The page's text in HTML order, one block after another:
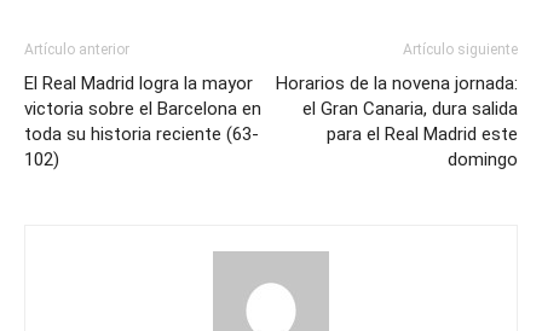
Artículo anterior
El Real Madrid logra la mayor
victoria sobre el Barcelona en
toda su historia reciente (63-
102)
Artículo siguiente
Horarios de la novena jornada:
el Gran Canaria, dura salida
para el Real Madrid este
domingo